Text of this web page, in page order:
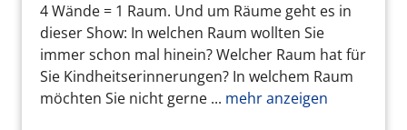
4 Wände = 1 Raum. Und um Räume geht es in
dieser Show: In welchen Raum wollten Sie
immer schon mal hinein? Welcher Raum hat für
Sie Kindheitserinnerungen? In welchem Raum
möchten Sie nicht gerne ... mehr anzeigen